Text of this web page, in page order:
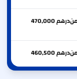
470,000درهم
460,500درهم